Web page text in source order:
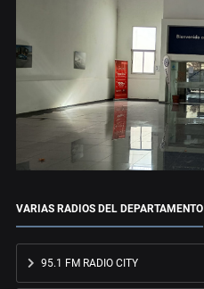
VARIAS RADIOS DEL DEPARTAMENTO
95.1 FM RADIO CITY